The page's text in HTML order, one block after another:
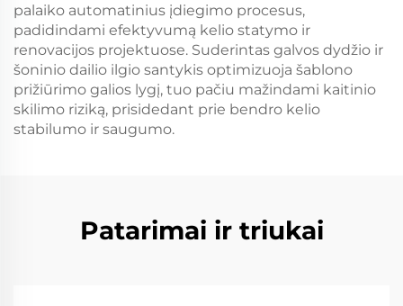
palaiko automatinius įdiegimo procesus,
padidindami efektyvumą kelio statymo ir
renovacijos projektuose. Suderintas galvos dydžio ir
šoninio dailio ilgio santykis optimizuoja šablono
prižiūrimo galios lygį, tuo pačiu mažindami kaitinio
skilimo riziką, prisidedant prie bendro kelio
stabilumo ir saugumo.
Patarimai ir triukai